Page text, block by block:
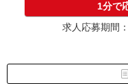
1分で
求人応募期間